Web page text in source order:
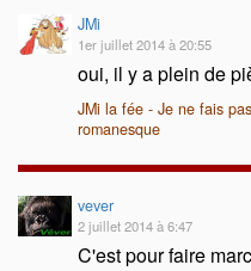
JMi
1er juillet 2014 à 20:55
oui, il y a plein de
JMi la fée - Je ne fais
romanesque
vever
2 juillet 2014 à 6:47
C'est pour faire